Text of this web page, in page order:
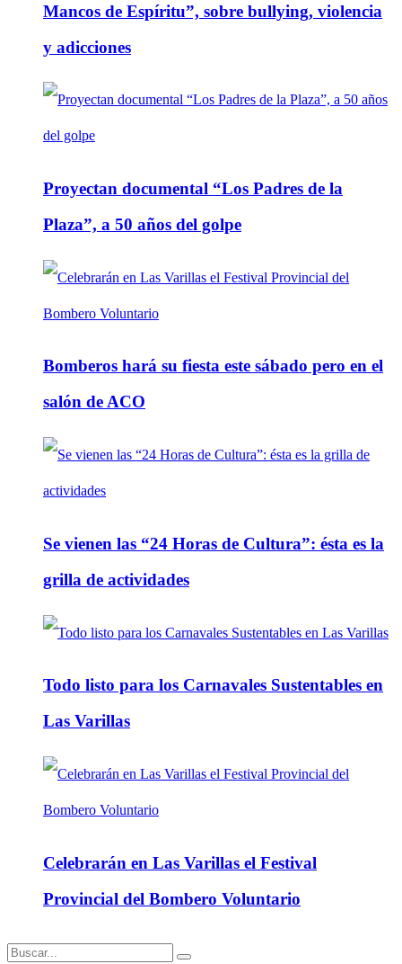
Mancos de Espíritu”, sobre bullying, violencia
y adicciones
Proyectan documental “Los Padres de la
Plaza”, a 50 años del golpe
Bomberos hará su fiesta este sábado pero en el
salón de ACO
Se vienen las “24 Horas de Cultura”: ésta es la
grilla de actividades
Todo listo para los Carnavales Sustentables en
Las Varillas
Celebrarán en Las Varillas el Festival
Provincial del Bombero Voluntario